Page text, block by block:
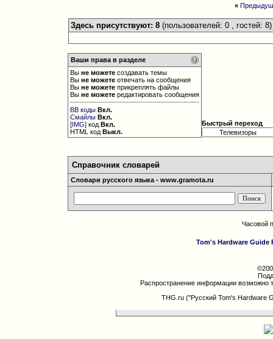
«
Здесь присутствуют: 8 (пользователей: 0 , гостей: 8)
Ваши права в разделе
Выне можете создавать темы
Выне можете отвечать на сообщения
Выне можете прикреплять файлы
Выне можете редактировать сообщения
BB коды Вкл.
Смайлы Вкл.
[IMG] кодВкл.
HTML кодВыкл.
Быстрый переход
Справочник словарей
Словари русского языка - www.gramota.ru
Часовой
Tom's Hardware Guide
Распространение информации возможно
THG.ru ("Русский Tom's Hardware